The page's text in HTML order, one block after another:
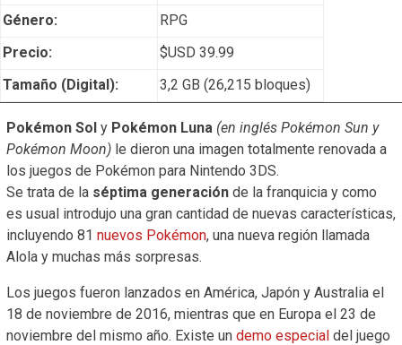
Género:
RPG
Precio:
$USD 39.99
Tamaño (Digital):
3,2 GB (26,215 bloques)
Pokémon Sol y Pokémon Luna (en inglés Pokémon Sun y
Pokémon Moon) le dieron una imagen totalmente renovada a
los juegos de Pokémon para Nintendo 3DS.
Se trata de la séptima generación de la franquicia y como
es usual introdujo una gran cantidad de nuevas características,
incluyendo 81 nuevos Pokémon, una nueva región llamada
Alola y muchas más sorpresas.
Los juegos fueron lanzados en América, Japón y Australia el
18 de noviembre de 2016, mientras que en Europa el 23 de
noviembre del mismo año. Existe un demo especial del juego